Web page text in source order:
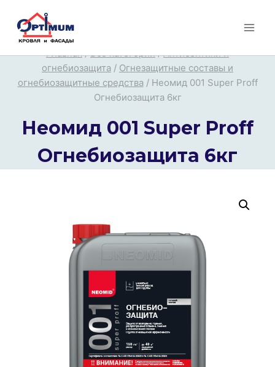
Перейти
Главная / Все категории / Антисептики и
огнебиозащита / Огнезащитные составы и
огнебиозащитные средства / Неомид 001 Super Proff
Огнебиозащита 6кг
Неомид 001 Super Proff
Огнебиозащита 6кг